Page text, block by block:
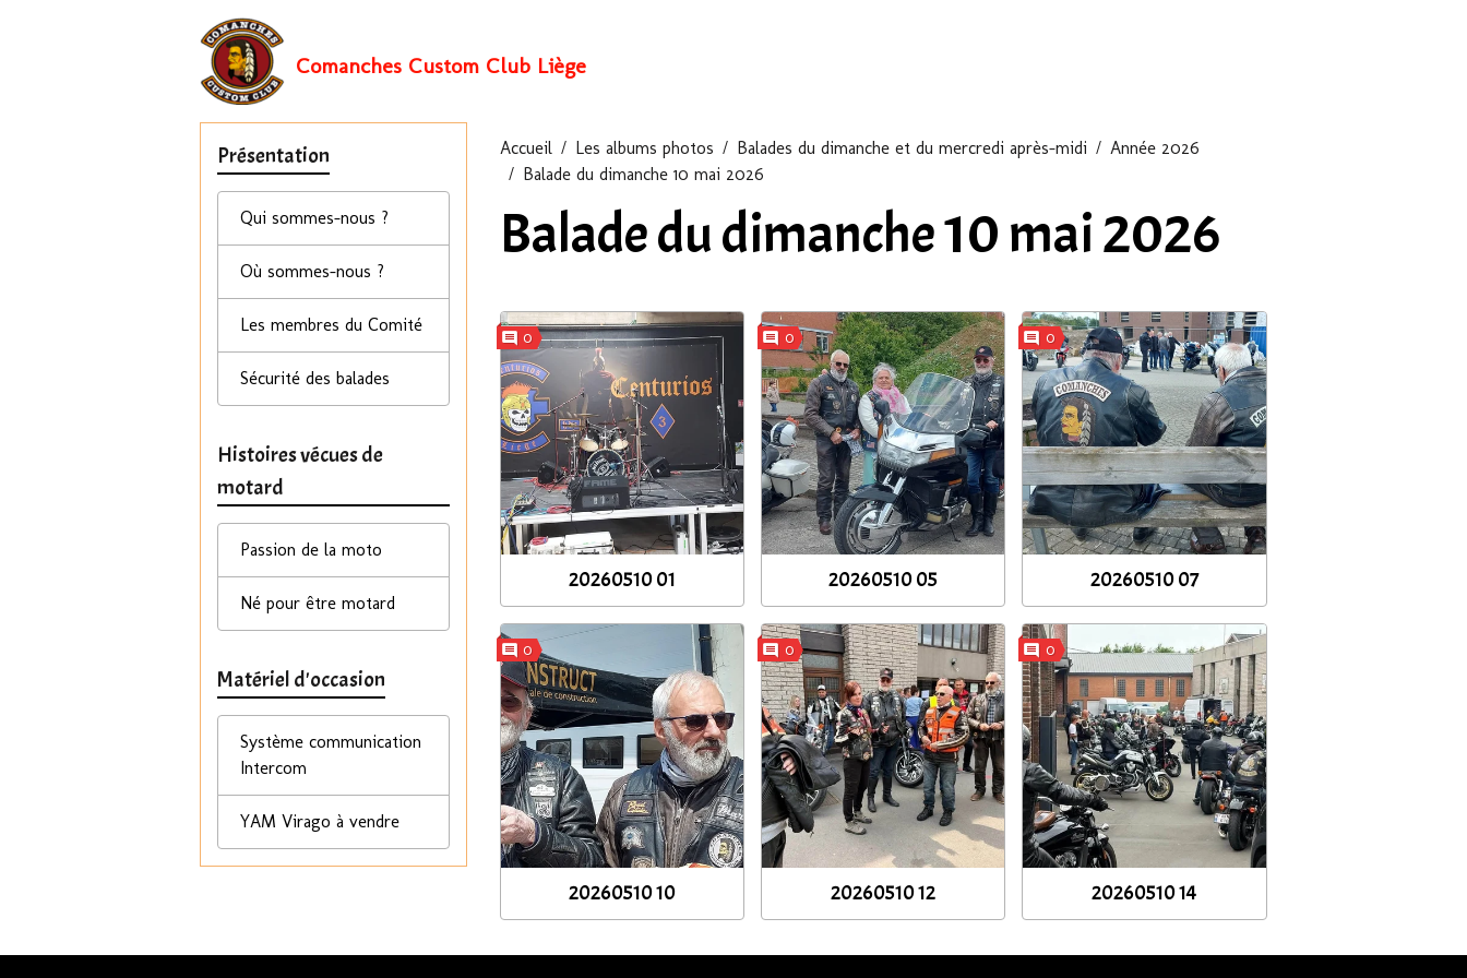
Comanches Custom Club Liège
Accueil Les albums photos Balades du dimanche et du mercredi après-midi
Année 2026
Balade du dimanche 10 mai 2026
Balade du dimanche 10 mai 2026
0
20260510 01
0
20260510 05
0
20260510 07
0
20260510 10
0
20260510 12
0
20260510 14
Présentation
Qui sommes-nous ?
Où sommes-nous ?
Les membres du Comité
Sécurité des balades
Histoires vécues de
motard
Passion de la moto
Né pour être motard
Matériel d'occasion
Système communication
Intercom
YAM Virago à vendre